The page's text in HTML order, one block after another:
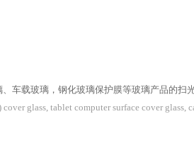
车载玻璃，钢化玻璃保护膜等玻璃产品的扫
glass, tablet computer surface cover glass,